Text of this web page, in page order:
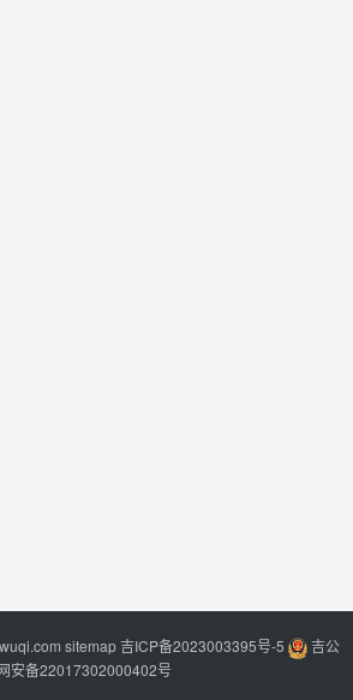
sitemap吉ICP备2023003395号-5
吉公
安备22017302000402号